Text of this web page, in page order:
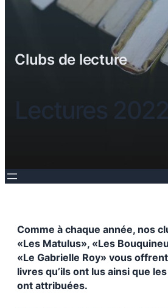
Clubs de lecture
Lectures 2022
Comme à chaque année, nos
«Les Matulus», «Les
«Le Gabrielle Roy» vous
livres qu’ils ont lus ainsi que
ont attribuées.